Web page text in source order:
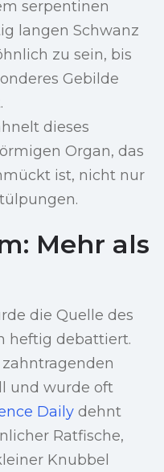
serpentinen
langen Schwanz
zu sein, bis
Gebilde
dieses
Organ, das
ist, nicht nur
Mehr als
die Quelle des
heftig debattiert.
und wurde oft
Daily dehnt
Ratfische,
Knubbel